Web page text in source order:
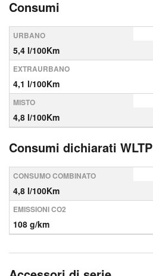
Consumi
URBANO
5,4 l/100Km
EXTRAURBANO
4,1 l/100Km
MISTO
4,8 l/100Km
Consumi dichiarati WLTP
CONSUMO COMBINATO
4,8 l/100Km
EMISSIONI CO2
108 g/km